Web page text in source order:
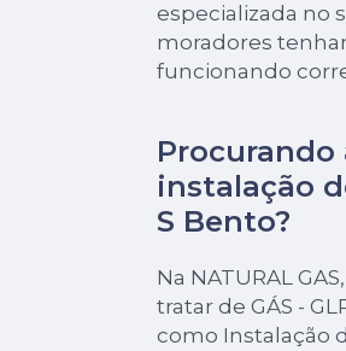
especializada no
moradores
funcionando
instalação
S Bento?
Na NATURAL
tratar de GÁS -
como Instalação